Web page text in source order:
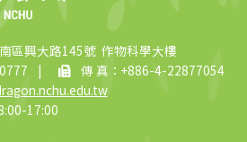
區興大路145號 作物科學大樓
|
傳 真：+886-4-22877054
17:00